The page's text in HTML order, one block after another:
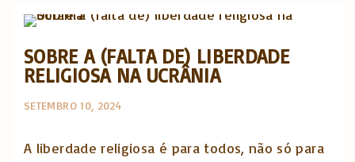
SOBRE A (FALTA DE) LIBERDADE
RELIGIOSA NA UCRÂNIA
SETEMBRO 10, 2024
A liberdade religiosa é para todos, não só para